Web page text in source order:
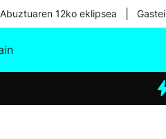
Abuztuaren 12ko eklipsea
Eguraldia